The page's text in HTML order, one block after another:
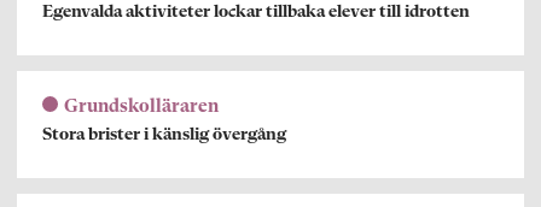
Egenvalda aktiviteter lockar tillbaka elever till idrotten
Grundskolläraren
Stora brister i känslig övergång